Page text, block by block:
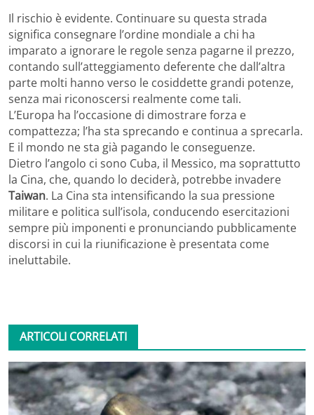
Il rischio è evidente. Continuare su questa strada
significa consegnare l’ordine mondiale a chi ha
imparato a ignorare le regole senza pagarne il prezzo,
contando sull’atteggiamento deferente che dall’altra
parte molti hanno verso le cosiddette grandi potenze,
senza mai riconoscersi realmente come tali.
L’Europa ha l’occasione di dimostrare forza e
compattezza; l’ha sta sprecando e continua a sprecarla.
E il mondo ne sta già pagando le conseguenze.
Dietro l’angolo ci sono Cuba, il Messico, ma soprattutto
la Cina, che, quando lo deciderà, potrebbe invadere
Taiwan. La Cina sta intensificando la sua pressione
militare e politica sull’isola, conducendo esercitazioni
sempre più imponenti e pronunciando pubblicamente
discorsi in cui la riunificazione è presentata come
ineluttabile.
ARTICOLI CORRELATI